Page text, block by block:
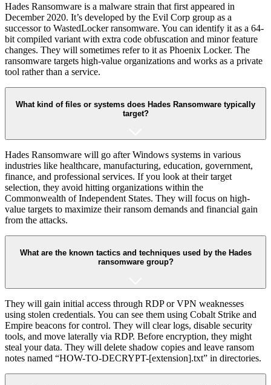
Hades Ransomware is a malware strain that first appeared in
December 2020. It’s developed by the Evil Corp group as a
successor to WastedLocker ransomware. You can identify it as a 64-
bit compiled variant with extra code obfuscation and minor feature
changes. They will sometimes refer to it as Phoenix Locker. The
ransomware targets high-value organizations and works as a private
tool rather than a service.
What kind of files or systems does Hades Ransomware typically
target?
Hades Ransomware will go after Windows systems in various
industries like healthcare, manufacturing, education, government,
finance, and professional services. If you look at their target
selection, they avoid hitting organizations within the
Commonwealth of Independent States. They will focus on high-
value targets to maximize their ransom demands and financial gain
from the attacks.
What are the known tactics and techniques used by the Hades
ransomware group?
They will gain initial access through RDP or VPN weaknesses
using stolen credentials. You can see them using Cobalt Strike and
Empire beacons for control. They will clear logs, disable security
tools, and move laterally via RDP. Before encryption, they might
steal your data. They will delete shadow copies and leave ransom
notes named “HOW-TO-DECRYPT-[extension].txt” in directories.